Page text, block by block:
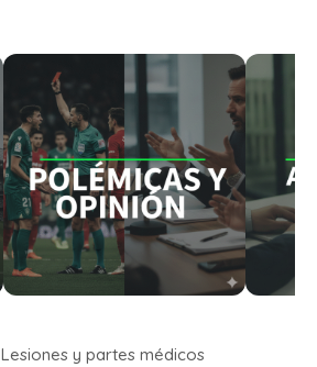
Lesiones y partes médicos